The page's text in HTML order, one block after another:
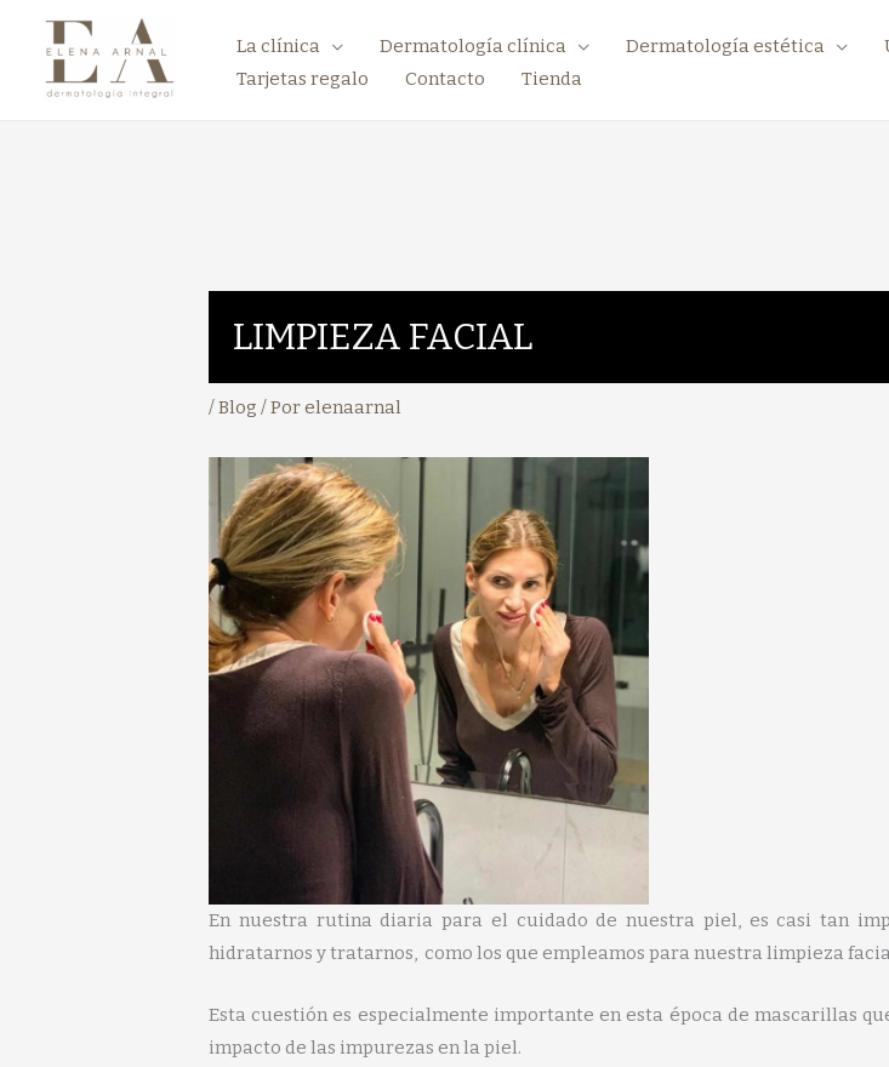
La clínica Dermatología clínica Dermatología estética
Tarjetas regalo
Contacto Tienda
LIMPIEZA FACIAL
/Blog / Porelenaarnal
En nuestra rutina diaria para el cuidado de nuestra piel, es casi tan
hidratarnos y tratarnos, como los que empleamos para nuestra limpieza
Esta cuestión es especialmente importante en esta época de mascarillas
impacto de las impurezas en la piel.